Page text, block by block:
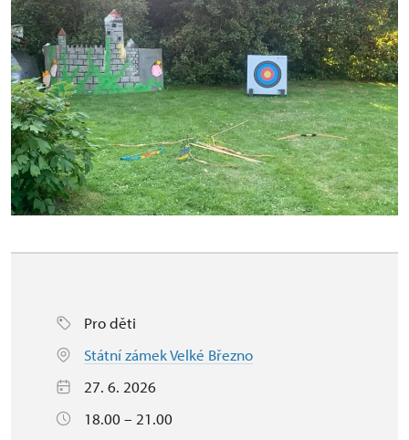
Pro děti
Státní zámek Velké Březno
27. 6. 2026
18.00 – 21.00